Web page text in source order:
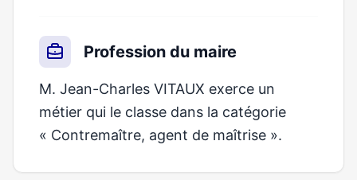
Profession du maire
M. Jean-Charles VITAUX exerce un
métier qui le classe dans la catégorie
« Contremaître, agent de maîtrise ».